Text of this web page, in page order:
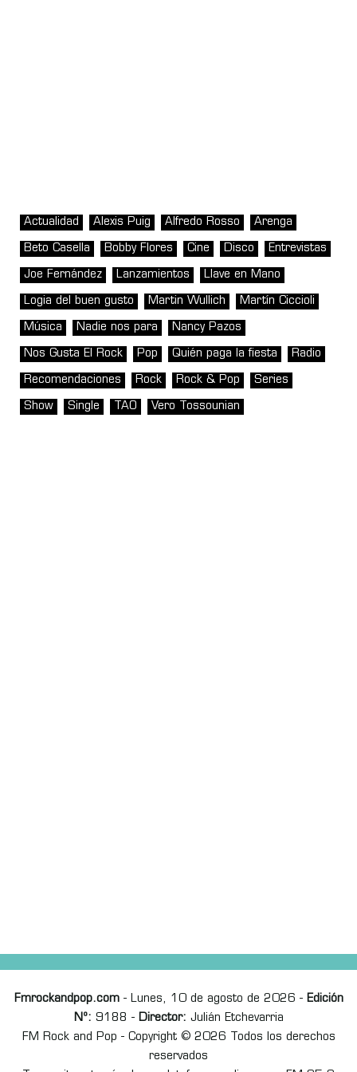
Actualidad Alexis Puig Alfredo Rosso Arenga
Beto Casella Bobby Flores Cine Disco Entrevistas
Joe Fernández Lanzamientos Llave en Mano
Logia del buen gusto Martin Wullich Martín Ciccioli
Música Nadie nos para Nancy Pazos
Nos Gusta El Rock Pop Quién paga la fiesta Radio
Recomendaciones Rock Rock & Pop Series
Show Single TAO Vero Tossounian
Fmrockandpop.com- Lunes, 10 de agosto de 2026 - Edición
Nº: 9188 - Director: Julián Etchevarria
FM Rock and Pop - Copyright © 2026 Todos los derechos
reservados